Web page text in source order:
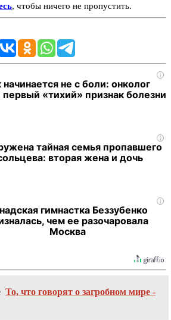
, чтобы ничего не пропустить.
i
начинается не с боли: онколог
первый «тихий» признак болезни
i
тайная семья пропавшего
вторая жена и дочь
i
гимнастка Беззубенко
чем ее разочаровала
Москва
То, что говорят о загробном мире -